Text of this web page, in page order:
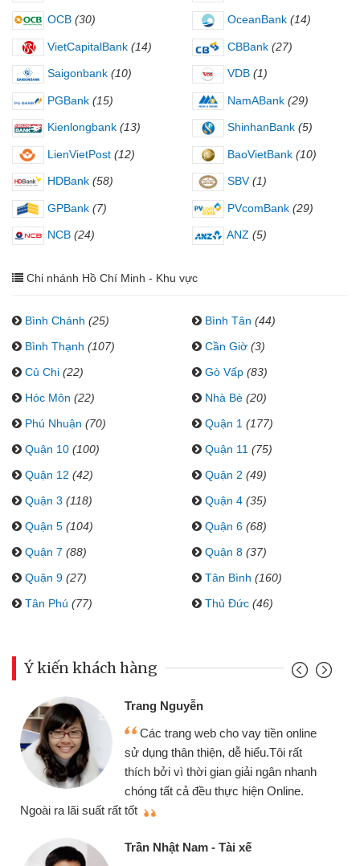
OCB (30) OceanBank (14)
VietCapitalBank (14) CBBank (27)
Saigonbank (10) VDB (1)
PGBank (15) NamABank (29)
Kienlongbank (13) ShinhanBank (5)
LienVietPost (12) BaoVietBank (10)
HDBank (58) SBV (1)
GPBank (7) PVcomBank (29)
NCB (24) ANZ (5)
Chi nhánh Hồ Chí Minh - Khu vực
Bình Chánh (25) Bình Tân (44)
Bình Thạnh (107) Cần Giờ (3)
Củ Chi (22) Gò Vấp (83)
Hóc Môn (22) Nhà Bè (20)
Phú Nhuận (70) Quận 1 (177)
Quận 10 (100) Quận 11 (75)
Quận 12 (42) Quận 2 (49)
Quận 3 (118) Quận 4 (35)
Quận 5 (104) Quận 6 (68)
Quận 7 (88) Quận 8 (37)
Quận 9 (27) Tân Bình (160)
Tân Phú (77) Thủ Đức (46)
Ý kiến khách hàng
Trang Nguyễn
Các trang web cho vay tiền online
sử dụng thân thiện, dễ hiểu.Tôi rất
thích bởi vì thời gian giải ngân nhanh
chóng tất cả đều thực hiện Online.
Ngoài ra lãi suất rất tốt
Trần Nhật Nam - Tài xế